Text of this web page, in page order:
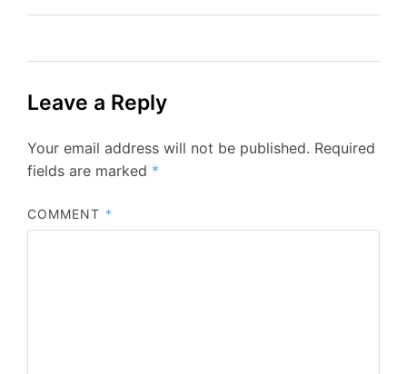
Leave a Reply
Your email address will not be published. Required
fields are marked *
COMMENT *